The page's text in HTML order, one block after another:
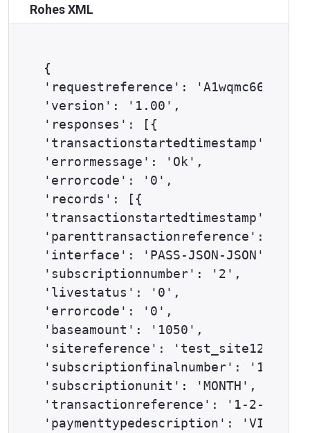
Rohes XML
{
'requestreference': 'A1wqmc662',
'version': '1.00',
'responses': [{
'transactionstartedtimestamp':
'errormessage': 'Ok',
'errorcode': '0',
'records': [{
'transactionstartedtimestamp':
'parenttransactionreference': '23-
'interface': 'PASS-JSON-JSON',
'subscriptionnumber': '2',
'livestatus': '0',
'errorcode': '0',
'baseamount': '1050',
'sitereference': 'test_site12345',
'subscriptionfinalnumber': '12',
'subscriptionunit': 'MONTH',
'transactionreference': '1-2-
'paymenttypedescription': 'VISA',